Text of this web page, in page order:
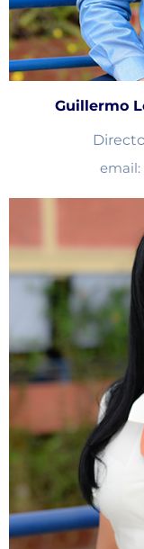
Guillermo
email: